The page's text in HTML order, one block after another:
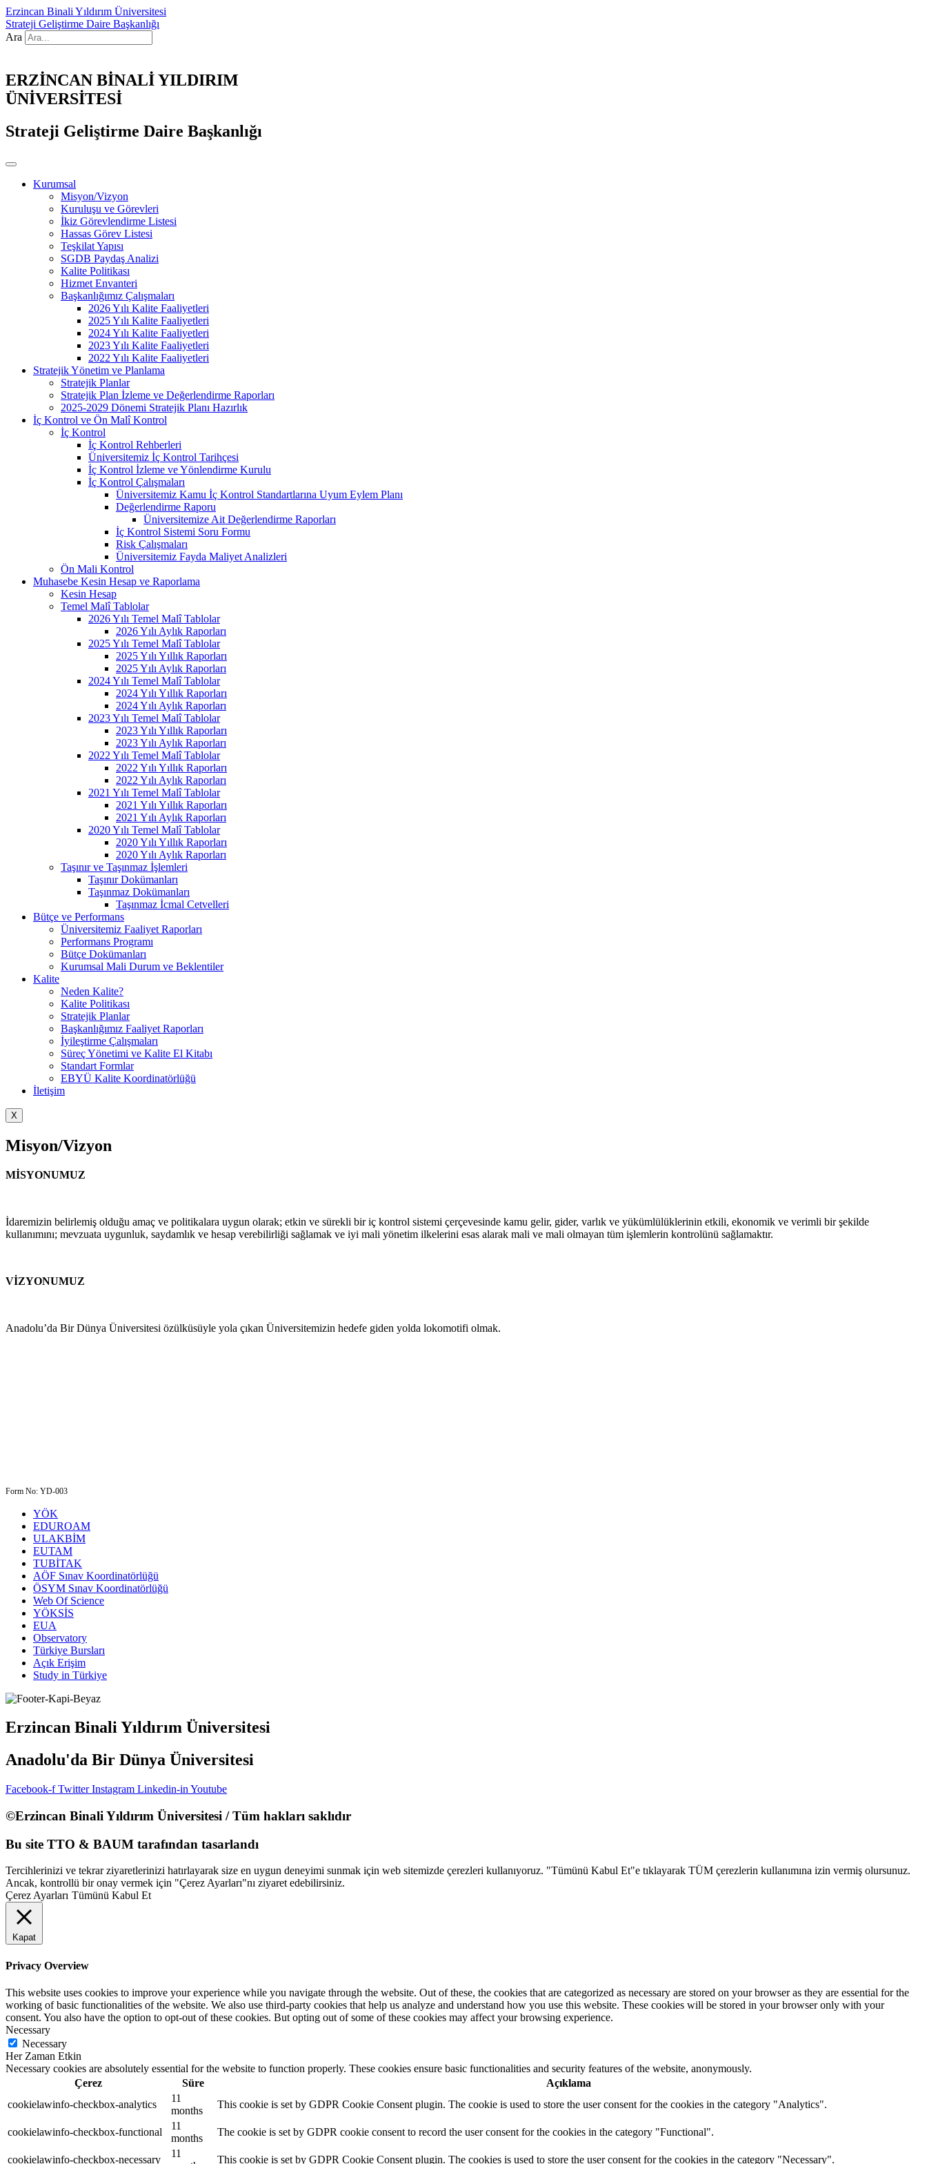
Erzincan Binali Yıldırım Üniversitesi
Strateji Geliştirme Daire Başkanlığı
Ara
ERZİNCAN BİNALİ YILDIRIM
ÜNİVERSİTESİ
Strateji Geliştirme Daire Başkanlığı
Kurumsal
Misyon/Vizyon
Kuruluşu ve Görevleri
İkiz Görevlendirme Listesi
Hassas Görev Listesi
Teşkilat Yapısı
SGDB Paydaş Analizi
Kalite Politikası
Hizmet Envanteri
Başkanlığımız Çalışmaları
2026 Yılı Kalite Faaliyetleri
2025 Yılı Kalite Faaliyetleri
2024 Yılı Kalite Faaliyetleri
2023 Yılı Kalite Faaliyetleri
2022 Yılı Kalite Faaliyetleri
Stratejik Yönetim ve Planlama
Stratejik Planlar
Stratejik Plan İzleme ve Değerlendirme Raporları
2025-2029 Dönemi Stratejik Planı Hazırlık
İç Kontrol ve Ön Malî Kontrol
İç Kontrol
İç Kontrol Rehberleri
Üniversitemiz İç Kontrol Tarihçesi
İç Kontrol İzleme ve Yönlendirme Kurulu
İç Kontrol Çalışmaları
Üniversitemiz Kamu İç Kontrol Standartlarına Uyum Eylem Planı
Değerlendirme Raporu
Üniversitemize Ait Değerlendirme Raporları
İç Kontrol Sistemi Soru Formu
Risk Çalışmaları
Üniversitemiz Fayda Maliyet Analizleri
Ön Mali Kontrol
Muhasebe Kesin Hesap ve Raporlama
Kesin Hesap
Temel Malî Tablolar
2026 Yılı Temel Malî Tablolar
2026 Yılı Aylık Raporları
2025 Yılı Temel Malî Tablolar
2025 Yılı Yıllık Raporları
2025 Yılı Aylık Raporları
2024 Yılı Temel Malî Tablolar
2024 Yılı Yıllık Raporları
2024 Yılı Aylık Raporları
2023 Yılı Temel Malî Tablolar
2023 Yılı Yıllık Raporları
2023 Yılı Aylık Raporları
2022 Yılı Temel Malî Tablolar
2022 Yılı Yıllık Raporları
2022 Yılı Aylık Raporları
2021 Yılı Temel Malî Tablolar
2021 Yılı Yıllık Raporları
2021 Yılı Aylık Raporları
2020 Yılı Temel Malî Tablolar
2020 Yılı Yıllık Raporları
2020 Yılı Aylık Raporları
Taşınır ve Taşınmaz İşlemleri
Taşınır Dokümanları
Taşınmaz Dokümanları
Taşınmaz İcmal Cetvelleri
Bütçe ve Performans
Üniversitemiz Faaliyet Raporları
Performans Programı
Bütçe Dokümanları
Kurumsal Mali Durum ve Beklentiler
Kalite
Neden Kalite?
Kalite Politikası
Stratejik Planlar
Başkanlığımız Faaliyet Raporları
İyileştirme Çalışmaları
Süreç Yönetimi ve Kalite El Kitabı
Standart Formlar
EBYÜ Kalite Koordinatörlüğü
İletişim
X
Misyon/Vizyon
MİSYONUMUZ
İdaremizin belirlemiş olduğu amaç ve politikalara uygun olarak; etkin ve sürekli bir iç kontrol sistemi çerçevesinde kamu gelir, gider, varlık ve yükümlülüklerinin etkili, ekonomik ve verimli bir şekilde
kullanımını; mevzuata uygunluk, saydamlık ve hesap verebilirliği sağlamak ve iyi mali yönetim ilkelerini esas alarak mali ve mali olmayan tüm işlemlerin kontrolünü sağlamaktır.
VİZYONUMUZ
Anadolu’da Bir Dünya Üniversitesi özülküsüyle yola çıkan Üniversitemizin hedefe giden yolda lokomotifi olmak.
Form No: YD-003
YÖK
EDUROAM
ULAKBİM
EUTAM
TUBİTAK
AÖF Sınav Koordinatörlüğü
ÖSYM Sınav Koordinatörlüğü
Web Of Science
YÖKSİS
EUA
Observatory
Türkiye Bursları
Açık Erişim
Study in Türkiye
Erzincan Binali Yıldırım Üniversitesi
Anadolu'da Bir Dünya Üniversitesi
Facebook-f Twitter Instagram Linkedin-in Youtube
©Erzincan Binali Yıldırım Üniversitesi / Tüm hakları saklıdır
Bu site TTO & BAUM tarafından tasarlandı
Tercihlerinizi ve tekrar ziyaretlerinizi hatırlayarak size en uygun deneyimi sunmak için web sitemizde çerezleri kullanıyoruz. "Tümünü Kabul Et"e tıklayarak TÜM çerezlerin kullanımına izin vermiş olursunuz.
Ancak, kontrollü bir onay vermek için "Çerez Ayarları"nı ziyaret edebilirsiniz.
Çerez Ayarları Tümünü Kabul Et
Kapat
Privacy Overview
This website uses cookies to improve your experience while you navigate through the website. Out of these, the cookies that are categorized as necessary are stored on your browser as they are essential for the
working of basic functionalities of the website. We also use third-party cookies that help us analyze and understand how you use this website. These cookies will be stored in your browser only with your
consent. You also have the option to opt-out of these cookies. But opting out of some of these cookies may affect your browsing experience.
Necessary
Necessary
Her Zaman Etkin
Necessary cookies are absolutely essential for the website to function properly. These cookies ensure basic functionalities and security features of the website, anonymously.
Çerez
Süre
Açıklama
cookielawinfo-checkbox-analytics
11
months
This cookie is set by GDPR Cookie Consent plugin. The cookie is used to store the user consent for the cookies in the category "Analytics".
cookielawinfo-checkbox-functional
11
months
The cookie is set by GDPR cookie consent to record the user consent for the cookies in the category "Functional".
cookielawinfo-checkbox-necessary
11
This cookie is set by GDPR Cookie Consent plugin. The cookies is used to store the user consent for the cookies in the category "Necessary".